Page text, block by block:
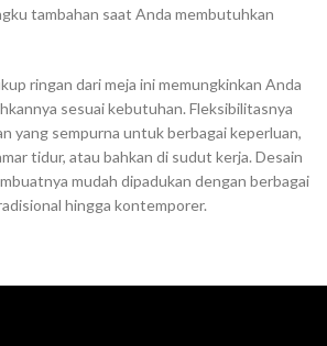
tambahan saat Anda membutuhkan
ringan dari meja ini memungkinkan Anda
sesuai kebutuhan. Fleksibilitasnya
yang sempurna untuk berbagai keperluan,
tidur, atau bahkan di sudut kerja. Desain
mudah dipadukan dengan berbagai
hingga kontemporer.